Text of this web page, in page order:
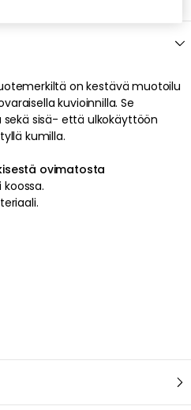
onkestävä muotoilu
kuvioinnilla. Se
sekä sisä- että ulkokäyttöön
kumilla.
ovimatosta
.